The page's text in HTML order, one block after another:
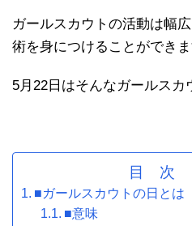
ガールスカウトの活動は幅
術を身につけることができま
5月22日はそんなガールスカ
目 次
■ガールスカウトの日とは
■意味